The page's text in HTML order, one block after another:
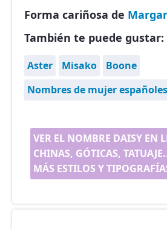
Forma cariñosa de
También te puede gustar:
Aster Misako
Boone
Nombres de mujer españoles
VER EL NOMBRE DAISY EN
CHINAS, GÓTICAS,
MÁS ESTILOS Y